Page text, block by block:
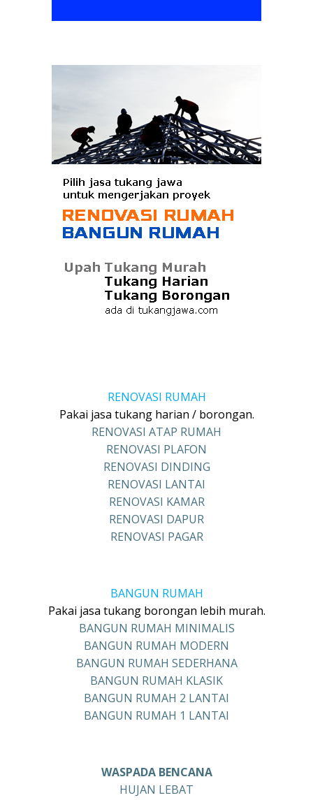
RENOVASI RUMAH
Pakai jasa tukang harian / borongan.
RENOVASI ATAP RUMAH
RENOVASI PLAFON
RENOVASI DINDING
RENOVASI LANTAI
RENOVASI KAMAR
RENOVASI DAPUR
RENOVASI PAGAR
BANGUN RUMAH
Pakai jasa tukang borongan lebih murah.
BANGUN RUMAH MINIMALIS
BANGUN RUMAH MODERN
BANGUN RUMAH SEDERHANA
BANGUN RUMAH KLASIK
BANGUN RUMAH 2 LANTAI
BANGUN RUMAH 1 LANTAI
WASPADA BENCANA
HUJAN LEBAT